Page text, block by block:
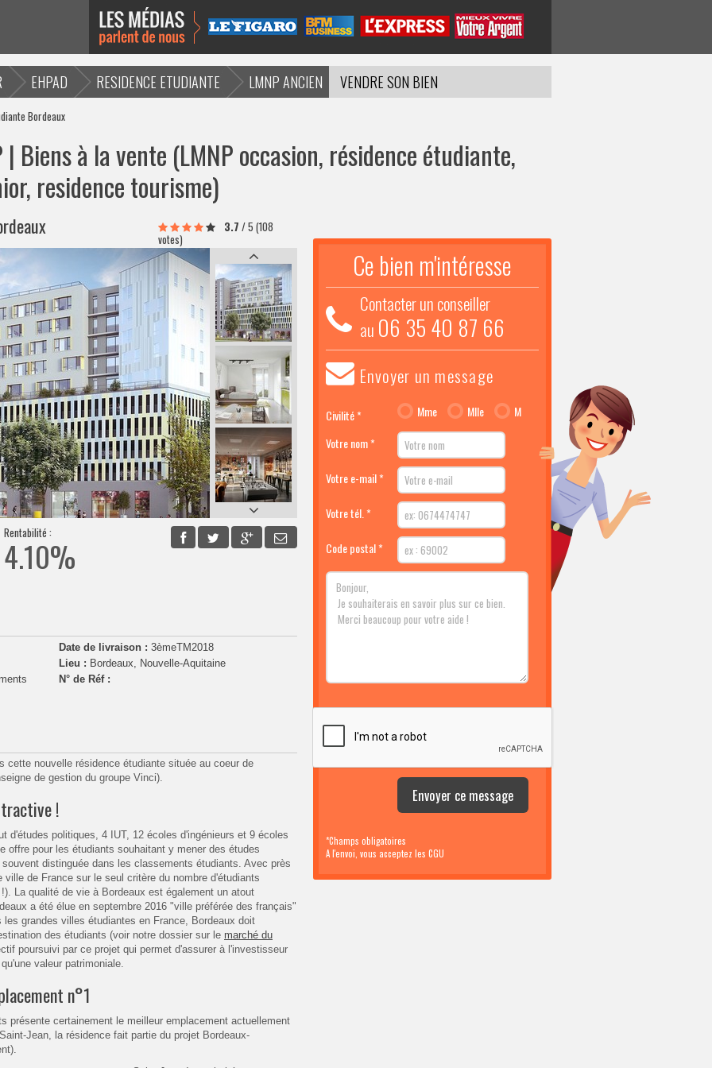
EHPAD RESIDENCE ETUDIANTE LMNP ANCIEN VENDRE SON BIEN
Bordeaux
Biens à la vente (LMNP occasion, résidence étudiante,
residence tourisme)
3.7 /5 (108
votes)
Rentabilité :
4.10%
Date de livraison : 3èmeTM2018
Lieu : Bordeaux, Nouvelle-Aquitaine
N° de Réf :
cette nouvelle résidence étudiante située au coeur de
de gestion du groupe Vinci).
!
d'études politiques, 4 IUT, 12 écoles d'ingénieurs et 9 écoles
offre pour les étudiants souhaitant y mener des études
distinguée dans les classements étudiants. Avec près
de France sur le seul critère du nombre d'étudiants
La qualité de vie à Bordeaux est également un atout
a été élue en septembre 2016 "ville préférée des français"
les grandes villes étudiantes en France, Bordeaux doit
des étudiants (voir notre dossier sur le marché du
poursuivi par ce projet qui permet d'assurer à l'investisseur
valeur patrimoniale.
n°1
présente certainement le meilleur emplacement actuellement
Jean, la résidence fait partie du projet Bordeaux-
Ce bien m'intéresse
Contacter un conseiller
au 06 35 40 87 66
Envoyer un message
Civilité * Mme Mlle
M
Votre nom *
Votre e-mail *
Votre tél. *
Code postal *
*Champs obligatoires
A l'envoi, vous acceptez les CGU